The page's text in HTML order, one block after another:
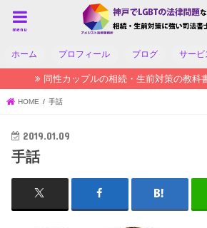
menu
ホーム プロフィール ブログ サービ
同性カップルの相続・生前対策の教科
HOME 手話
2019.01.09
手話